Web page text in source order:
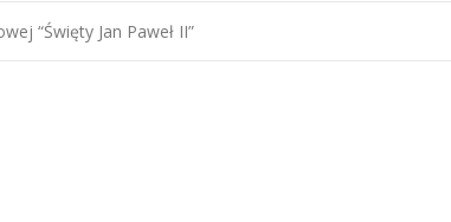
“Święty Jan Paweł II”